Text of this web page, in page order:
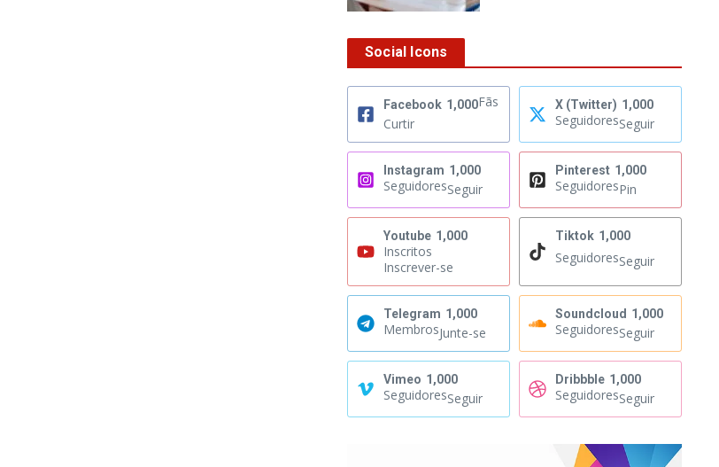
Social Icons
Facebook 1,000Fãs
Curtir
X (Twitter) 1,000
SeguidoresSeguir
Instagram 1,000
SeguidoresSeguir
Pinterest 1,000
SeguidoresPin
Youtube 1,000
Inscritos
Inscrever-se
Tiktok 1,000
SeguidoresSeguir
Telegram 1,000
MembrosJunte-se
Soundcloud 1,000
SeguidoresSeguir
Vimeo 1,000
SeguidoresSeguir
Dribbble 1,000
SeguidoresSeguir